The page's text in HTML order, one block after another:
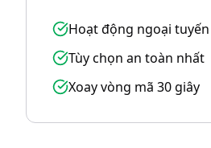
Hoạt động ngoại tuyến
Tùy chọn an toàn nhất
Xoay vòng mã 30 giây